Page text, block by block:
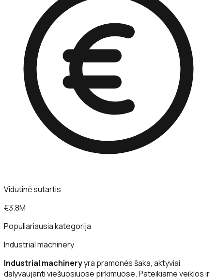
Vidutinė sutartis
€3.8M
Populiariausia kategorija
Industrial machinery
Industrial machineryyra pramonės šaka, aktyviai
dalyvaujanti viešuosiuose pirkimuose. Pateikiame veiklos ir